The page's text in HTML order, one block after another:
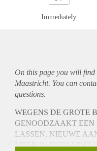
Immediately
On this page you will
Maastricht. You can
questions.
WEGENS DE GROTE
GENOODZAAKT EEN
LASSEN, NIEUWE
MEER IN